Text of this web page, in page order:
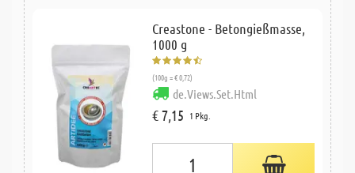
Creastone - Betongießmasse,
1000 g
(100g = € 0,72)
de.Views.Set.Html
€ 7,15 1 Pkg.